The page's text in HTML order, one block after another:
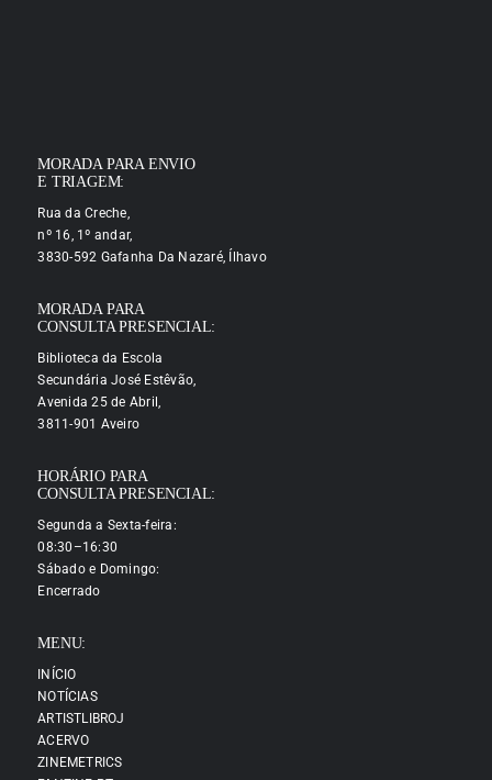
MORADA PARA ENVIO
E TRIAGEM:
Rua da Creche,
nº 16, 1º andar,
3830-592 Gafanha Da Nazaré, Ílhavo
MORADA PARA
CONSULTA PRESENCIAL:
Biblioteca da Escola
Secundária José Estêvão,
Avenida 25 de Abril,
3811-901 Aveiro
HORÁRIO PARA
CONSULTA PRESENCIAL:
Segunda a Sexta-feira:
08:30–16:30
Sábado e Domingo:
Encerrado
MENU:
INÍCIO
NOTÍCIAS
ARTISTLIBROJ
ACERVO
ZINEMETRICS